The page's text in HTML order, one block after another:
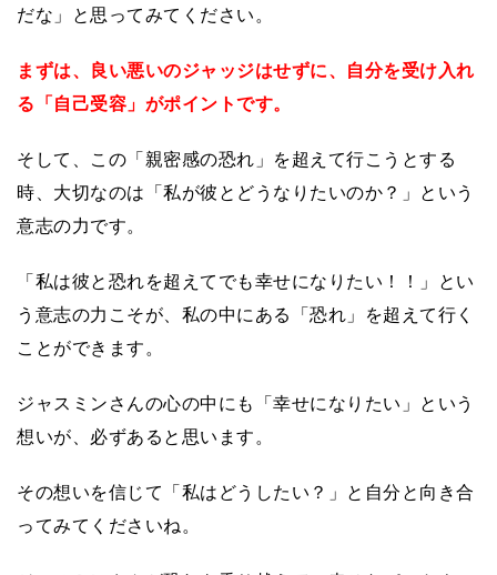
だな」と思ってみてください。
まずは、良い悪いのジャッジはせずに、自分を受け入れ
る「自己受容」がポイントです。
そして、この「親密感の恐れ」を超えて行こうとする
時、大切なのは「私が彼とどうなりたいのか？」という
意志の力です。
「私は彼と恐れを超えてでも幸せになりたい！！」とい
う意志の力こそが、私の中にある「恐れ」を超えて行く
ことができます。
ジャスミンさんの心の中にも「幸せになりたい」という
想いが、必ずあると思います。
その想いを信じて「私はどうしたい？」と自分と向き合
ってみてくださいね。